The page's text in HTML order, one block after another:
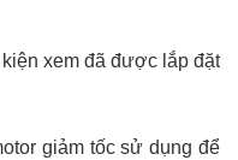
xem đã được lắp đặt
giảm tốc sử dụng để